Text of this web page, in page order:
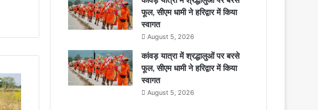
फूल, सीएम धामी ने हरिद्वार में किया
स्वागत
August 5, 2026
कांवड़ यात्रा में श्रद्धालुओं पर बरसे
फूल, सीएम धामी ने हरिद्वार में किया
स्वागत
August 5, 2026